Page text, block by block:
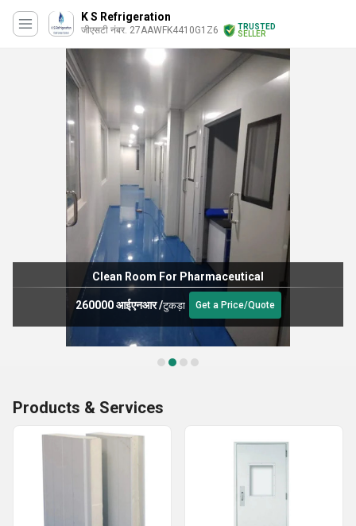
K S Refrigeration
जीएसटी नंबर. 27AAWFK4410G1Z6
TRUSTED
SELLER
Clean Room For Pharmaceutical
260000 आईएनआर/टुकड़ा Get a Price/Quote
Products & Services